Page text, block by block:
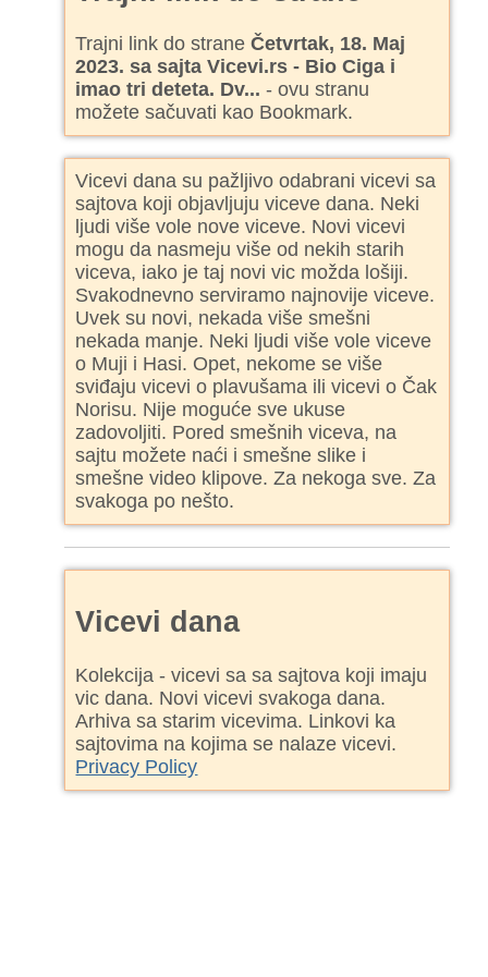
Trajni link do straneČetvrtak, 18. Maj
2023. sa sajta Vicevi.rs - Bio Ciga i
imao tri deteta. Dv... - ovu stranu
možete sačuvati kao Bookmark.
Vicevi dana su pažljivo odabrani vicevi sa
sajtova koji objavljuju viceve dana. Neki
ljudi više vole nove viceve. Novi vicevi
mogu da nasmeju više od nekih starih
viceva, iako je taj novi vic možda lošiji.
Svakodnevno serviramo najnovije viceve.
Uvek su novi, nekada više smešni
nekada manje. Neki ljudi više vole viceve
o Muji i Hasi. Opet, nekome se više
sviđaju vicevi o plavušama ili vicevi o Čak
Norisu. Nije moguće sve ukuse
zadovoljiti. Pored smešnih viceva, na
sajtu možete naći i smešne slike i
smešne video klipove. Za nekoga sve. Za
svakoga po nešto.
Vicevi dana
Kolekcija - vicevi sa sa sajtova koji imaju
vic dana. Novi vicevi svakoga dana.
Arhiva sa starim vicevima. Linkovi ka
sajtovima na kojima se nalaze vicevi.
Privacy Policy